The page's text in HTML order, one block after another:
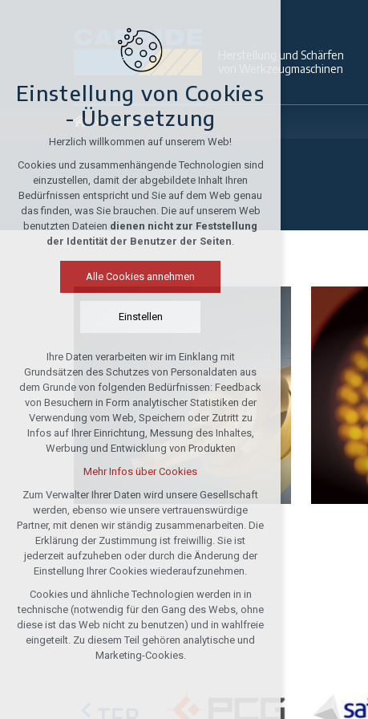
Herstellung und Schärfen
von Werkzeugmaschinen
Slideshow
Einstellung von Cookies
- Übersetzung
Herzlich willkommen auf unserem Web!
Cookies und zusammenhängende Technologien sind
einzustellen, damit der abgebildete Inhalt Ihren
Bedürfnissen entspricht und Sie auf dem Web genau
das finden, was Sie brauchen. Die auf unserem Web
benutzten Dateien dienen nicht zur Feststellung
der Identität der Benutzer der Seiten.
Alle Cookies annehmen
Einstellen
Technische Cookies
notwendig für Webbetrieb
Festhalten des Kontextes der Seiten
(session): etwaige Anmeldungen, Wahlen
der Sprache u. ä.
Wahlfreie Cookies
analytische für die anonymisierte
Auswertung der Besucherzahl
Marketing-Cookies (Google, Seznam,
Facebook)
Mehr Infos über Cookies
Alle Cookies annehmen
Ablehnen optional
Ihre Daten verarbeiten wir im Einklang mit
Grundsätzen des Schutzes von Personaldaten aus
dem Grunde von folgenden Bedürfnissen: Feedback
von Besuchern in Form analytischer Statistiken der
Verwendung vom Web, Speichern oder Zutritt zu
Infos auf Ihrer Einrichtung, Messung des Inhaltes,
Werbung und Entwicklung von Produkten
Mehr Infos über Cookies
Zum Verwalter Ihrer Daten wird unsere Gesellschaft
werden, ebenso wie unsere vertrauenswürdige
Partner, mit denen wir ständig zusammenarbeiten. Die
Erklärung der Zustimmung ist freiwillig. Sie ist
jederzeit aufzuheben oder durch die Änderung der
Einstellung Ihrer Cookies wiederaufzunehmen.
Cookies und ähnliche Technologien werden in in
technische (notwendig für den Gang des Webs, ohne
diese ist das Web nicht zu benutzen) und in wahlfreie
eingeteilt. Zu diesem Teil gehören analytische und
Marketing-Cookies.